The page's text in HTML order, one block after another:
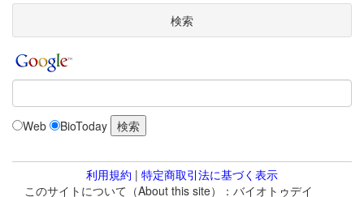
検索
Web BioToday
利用規約 | 特定商取引法に基づく表示
このサイトについて（About this site）：バイオトゥデイ